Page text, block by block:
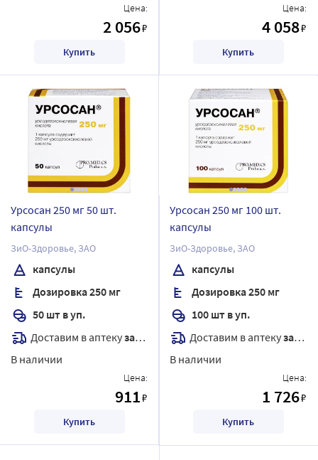
Цена:
2 056₽
Купить
Цена:
4 058₽
Купить
Урсосан 250 мг 50 шт.
капсулы
ЗиО-Здоровье, ЗАО
капсулы
Дозировка 250 мг
50 шт в уп.
Доставим в аптекузавтра
В наличии
Цена:
911₽
Купить
Урсосан 250 мг 100 шт.
капсулы
ЗиО-Здоровье, ЗАО
капсулы
Дозировка 250 мг
100 шт в уп.
Доставим в аптекузавтра
В наличии
Цена:
1 726₽
Купить